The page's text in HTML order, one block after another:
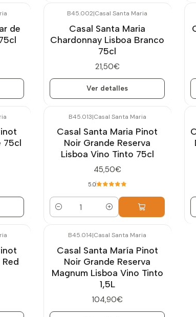
de
B45.002|Casal Santa Maria
Casal Santa Maria
Chardonnay Lisboa Branco
75cl
21,50€
Ver detalles
75cl
B45.013|Casal Santa Maria
Casal Santa Maria Pinot
Noir Grande Reserva
Lisboa Vino Tinto 75cl
45,50€
5.0
Cantidad
B45.014|Casal Santa Maria
Casal Santa María Pinot
Noir Grande Reserva
Magnum Lisboa Vino Tinto
1,5L
104,90€